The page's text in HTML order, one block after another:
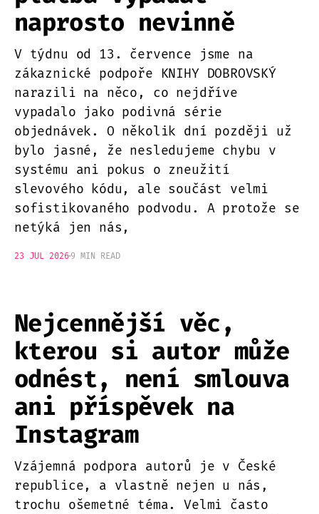
naprosto nevinně
V týdnu od 13. července jsme na
zákaznické podpoře KNIHY DOBROVSKÝ
narazili na něco, co nejdříve
vypadalo jako podivná série
objednávek. O několik dní později už
bylo jasné, že nesledujeme chybu v
systému ani pokus o zneužití
slevového kódu, ale součást velmi
sofistikovaného podvodu. A protože se
netýká jen nás,
23 JUL 2026 9 MIN READ
Nejcennější věc,
kterou si autor může
odnést, není smlouva
ani příspěvek na
Instagram
Vzájemná podpora autorů je v České
republice, a vlastně nejen u nás,
trochu ošemetné téma. Velmi často